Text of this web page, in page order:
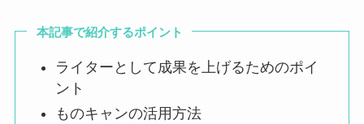
本記事で紹介するポイント
ライターとして成果を上げるためのポイ
ント
ものキャンの活用方法